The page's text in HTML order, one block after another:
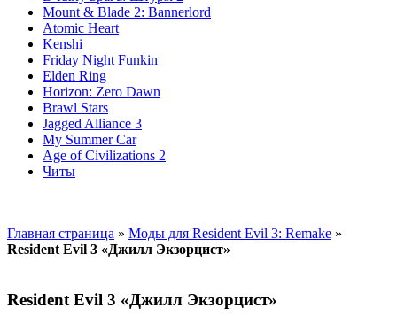
Mount & Blade 2: Bannerlord
Atomic Heart
Kenshi
Friday Night Funkin
Elden Ring
Horizon: Zero Dawn
Brawl Stars
Jagged Alliance 3
My Summer Car
Age of Civilizations 2
Читы
Главная страница » Моды для Resident Evil 3: Remake »
Resident Evil 3 «Джилл Экзорцист»
Resident Evil 3 «Джилл Экзорцист»